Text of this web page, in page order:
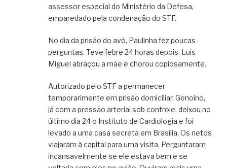
assessor especial do Ministério da Defesa,
emparedado pela condenação do STF.
No dia da prisão do avô, Paulinha fez poucas
perguntas. Teve febre 24 horas depois. Luis
Miguel abraçou a mãe e chorou copiosamente.
Autorizado pelo STF a permanecer
temporarimente em prisão domiciliar, Genoino,
já com a pressão arterial sob controle, deixou no
último dia 24 o Instituto de Cardiologia e foi
levado a uma casa secreta em Brasília. Os netos
viajaram à capital para uma visita. Perguntaram
incansavelmente se ele estava bem e se